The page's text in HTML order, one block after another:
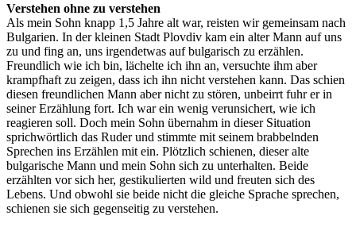
Verstehen ohne zu verstehen
Als mein Sohn knapp 1,5 Jahre alt war, reisten wir gemeinsam nach
Bulgarien. In der kleinen Stadt Plovdiv kam ein alter Mann auf uns
zu und fing an, uns irgendetwas auf bulgarisch zu erzählen.
Freundlich wie ich bin, lächelte ich ihn an, versuchte ihm aber
krampfhaft zu zeigen, dass ich ihn nicht verstehen kann. Das schien
diesen freundlichen Mann aber nicht zu stören, unbeirrt fuhr er in
seiner Erzählung fort. Ich war ein wenig verunsichert, wie ich
reagieren soll. Doch mein Sohn übernahm in dieser Situation
sprichwörtlich das Ruder und stimmte mit seinem brabbelnden
Sprechen ins Erzählen mit ein. Plötzlich schienen, dieser alte
bulgarische Mann und mein Sohn sich zu unterhalten. Beide
erzählten vor sich her, gestikulierten wild und freuten sich des
Lebens. Und obwohl sie beide nicht die gleiche Sprache sprechen,
schienen sie sich gegenseitig zu verstehen.